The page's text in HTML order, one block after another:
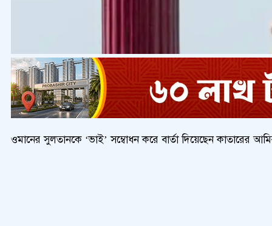
ওমানের সুলতানকে ‘ভাই’ সম্বোধন করে বার্তা দিয়েছেন কাতারের